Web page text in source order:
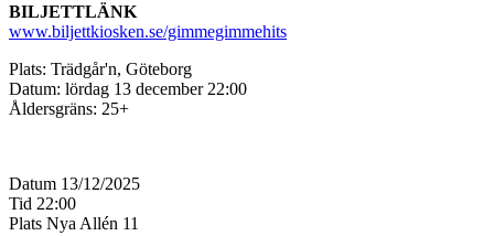
BILJETTLÄNK
www.biljettkiosken.se/gimmegimmehits
Plats: Trädgår'n, Göteborg
Datum: lördag 13 december 22:00
Åldersgräns: 25+
Datum 13/12/2025
Tid 22:00
Plats Nya Allén 11